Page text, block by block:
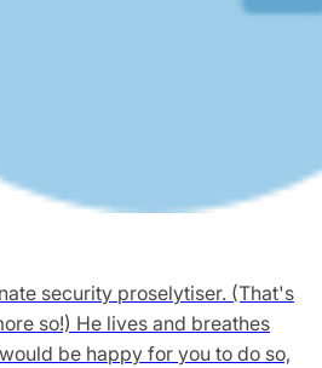
security proselytiser. (That's
so!) He lives and breathes
be happy for you to do so,